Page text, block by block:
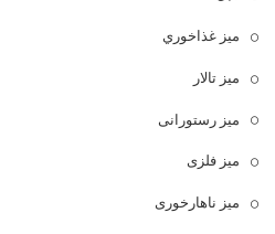
ميز غذاخوري
میز تالار
میز رستورانی
میز فلزی
میز ناهارخوری